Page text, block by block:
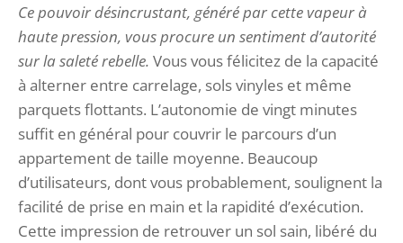
Ce pouvoir désincrustant, généré par cette vapeur à
haute pression, vous procure un sentiment d’autorité
sur la saleté rebelle. Vous vous félicitez de la capacité
à alterner entre carrelage, sols vinyles et même
parquets flottants. L’autonomie de vingt minutes
suffit en général pour couvrir le parcours d’un
appartement de taille moyenne. Beaucoup
d’utilisateurs, dont vous probablement, soulignent la
facilité de prise en main et la rapidité d’exécution.
Cette impression de retrouver un sol sain, libéré du